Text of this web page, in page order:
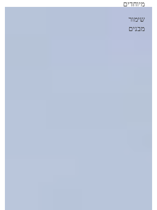
מיוחדים
שימור
מבנים